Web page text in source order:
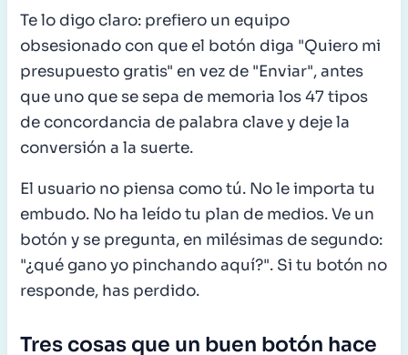
Te lo digo claro: prefiero un equipo
obsesionado con que el botón diga "Quiero mi
presupuesto gratis" en vez de "Enviar", antes
que uno que se sepa de memoria los 47 tipos
de concordancia de palabra clave y deje la
conversión a la suerte.
El usuario no piensa como tú. No le importa tu
embudo. No ha leído tu plan de medios. Ve un
botón y se pregunta, en milésimas de segundo:
"¿qué gano yo pinchando aquí?". Si tu botón no
responde, has perdido.
Tres cosas que un buen botón hace